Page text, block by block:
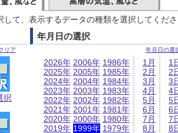
して、表示するデータの種類を選択してくだ
リア
択
年月日の選択
年月日の選
2026年
2025年
2024年
2023年
2022年
2021年
2020年
2019年
2006年
2005年
2004年
2003年
2002年
2001年
2000年
1999年
1986年
1985年
1984年
1983年
1982年
1981年
1980年
1979年
1月
2月
3月
4月
5月
6月
7月
8月
1
2
3
4
5
6
7
8